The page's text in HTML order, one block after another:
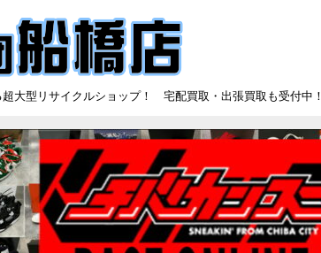
大型リサイクルショップ！ 宅配買取・出張買取も受付中！